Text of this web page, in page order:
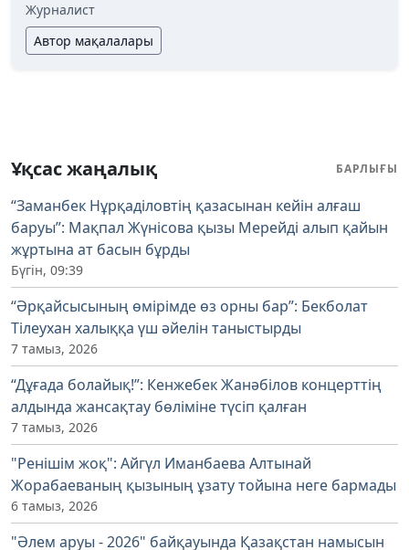
Журналист
Автор мақалалары
Ұқсас жаңалық БАРЛЫҒЫ
“Заманбек Нұрқаділовтің қазасынан кейін алғаш
баруы”: Мақпал Жүнісова қызы Мерейді алып қайын
жұртына ат басын бұрды
Бүгін, 09:39
“Әрқайсысының өмірімде өз орны бар”: Бекболат
Тілеухан халыққа үш әйелін таныстырды
7 тамыз, 2026
“Дұғада болайық!”: Кенжебек Жанәбілов концерттің
алдында жансақтау бөліміне түсіп қалған
7 тамыз, 2026
"Ренішім жоқ": Айгүл Иманбаева Алтынай
Жорабаеваның қызының ұзату тойына неге бармады
6 тамыз, 2026
"Әлем аруы - 2026" байқауында Қазақстан намысын